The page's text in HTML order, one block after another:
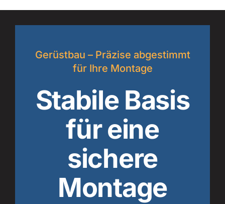
Gerüstbau – Präzise abgestimmt
für Ihre Montage
Stabile Basis
für eine
sichere
Montage